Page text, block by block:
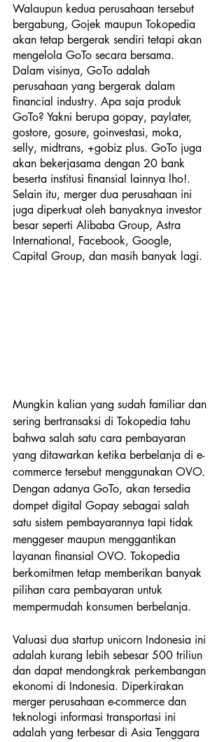
Walaupun kedua perusahaan tersebut
bergabung, Gojek maupun Tokopedia
akan tetap bergerak sendiri tetapi akan
mengelola GoTo secara bersama.
Dalam visinya, GoTo adalah
perusahaan yang bergerak dalam
financial industry. Apa saja produk
GoTo? Yakni berupa gopay, paylater,
gostore, gosure, goinvestasi, moka,
selly, midtrans, +gobiz plus. GoTo juga
akan bekerjasama dengan 20 bank
beserta institusi finansial lainnya lho!.
Selain itu, merger dua perusahaan ini
juga diperkuat oleh banyaknya investor
besar seperti Alibaba Group, Astra
International, Facebook, Google,
Capital Group, dan masih banyak lagi.
Mungkin kalian yang sudah familiar dan
sering bertransaksi di Tokopedia tahu
bahwa salah satu cara pembayaran
yang ditawarkan ketika berbelanja di e-
commerce tersebut menggunakan OVO.
Dengan adanya GoTo, akan tersedia
dompet digital Gopay sebagai salah
satu sistem pembayarannya tapi tidak
menggeser maupun menggantikan
layanan finansial OVO. Tokopedia
berkomitmen tetap memberikan banyak
pilihan cara pembayaran untuk
mempermudah konsumen berbelanja.
Valuasi dua startup unicorn Indonesia ini
adalah kurang lebih sebesar 500 triliun
dan dapat mendongkrak perkembangan
ekonomi di Indonesia. Diperkirakan
merger perusahaan e-commerce dan
teknologi informasi transportasi ini
adalah yang terbesar di Asia Tenggara